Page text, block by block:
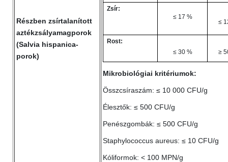
Részben zsírtalanított
aztékzsályamagporok
(Salvia hispanica-
porok)
Zsír:
≤ 17 %
≤
Rost:
≤ 30 %
≥
Mikrobiológiai kritériumok:
Összcsíraszám: ≤ 10 000 CFU/g
Élesztők: ≤ 500 CFU/g
Penészgombák: ≤ 500 CFU/g
Staphylococcus aureus: ≤ 10 CFU/g
Kóliformok: < 100 MPN/g